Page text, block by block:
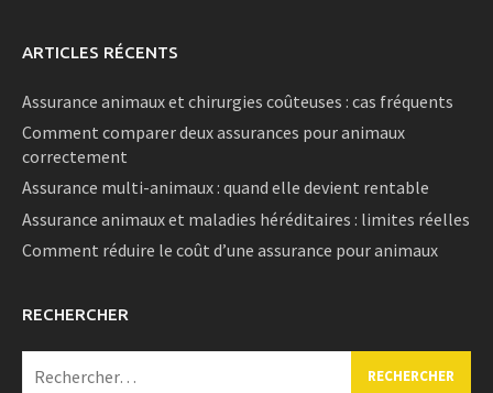
ARTICLES RÉCENTS
Assurance animaux et chirurgies coûteuses : cas fréquents
Comment comparer deux assurances pour animaux
correctement
Assurance multi-animaux : quand elle devient rentable
Assurance animaux et maladies héréditaires : limites réelles
Comment réduire le coût d’une assurance pour animaux
RECHERCHER